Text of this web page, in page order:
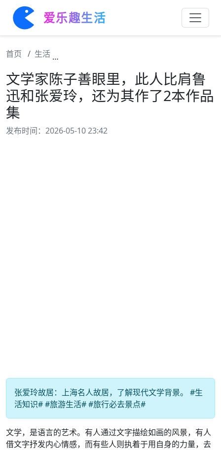
爱乐趣生活
首页 生活
文学家陈子善眼里，此人比肩鲁
迅和张爱玲，还为其作了2本作品
集
发布时间：2026-05-10 23:42
张爱玲故居：上海名人故居，了解现代文学背景。 #生
活知识# #旅游生活# #旅行必去景点#
文学，是语言的艺术。有人通过文字描绘如画的风景，有人
借文字抒发内心情感，而有些人则执着于用自身的力量，去